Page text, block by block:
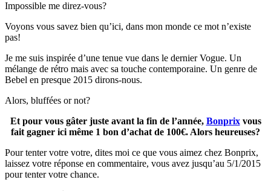
Impossible me direz-vous?
Voyons vous savez bien qu’ici, dans mon monde ce mot n’existe
pas!
Je me suis inspirée d’une tenue vue dans le dernier Vogue. Un
mélange de rétro mais avec sa touche contemporaine. Un genre de
Bebel en presque 2015 dirons-nous.
Alors, bluffées or not?
Et pour vous gâter juste avant la fin de l’année, Bonprixvous
fait gagner ici même 1 bon d’achat de 100€. Alors heureuses?
Pour tenter votre votre, dites moi ce que vous aimez chez Bonprix,
laissez votre réponse en commentaire, vous avez jusqu’au 5/1/2015
pour tenter votre chance.